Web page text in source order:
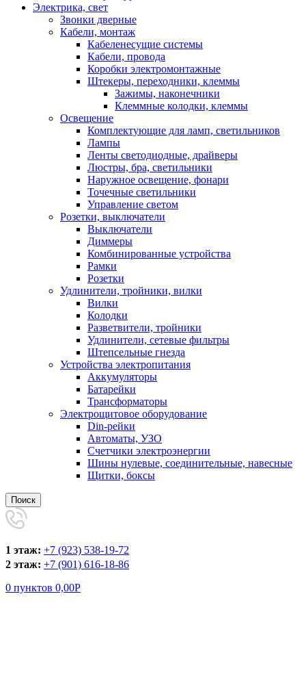
Электрика, свет
Звонки дверные
Кабели, монтаж
Кабеленесущие системы
Кабели, провода
Коробки электромонтажные
Штекеры, переходники, клеммы
Зажимы, наконечники
Клеммные колодки, клеммы
Освещение
Комплектующие для ламп, светильников
Лампы
Ленты светодиодные, драйверы
Люстры, бра, светильники
Наружное освещение, фонари
Точечные светильники
Управление светом
Розетки, выключатели
Выключатели
Диммеры
Комбинированные устройства
Рамки
Розетки
Удлинители, тройники, вилки
Вилки
Колодки
Разветвители, тройники
Удлинители, сетевые фильтры
Штепсельные гнезда
Устройства электропитания
Аккумуляторы
Батарейки
Трансформаторы
Электрощитовое оборудование
Din-рейки
Автоматы, УЗО
Счетчики электроэнергии
Шины нулевые, соединительные, навесные
Щитки, боксы
Поиск
1 этаж: +7 (923) 538-19-72
2 этаж: +7 (901) 616-18-86
0 пунктов 0,00Р